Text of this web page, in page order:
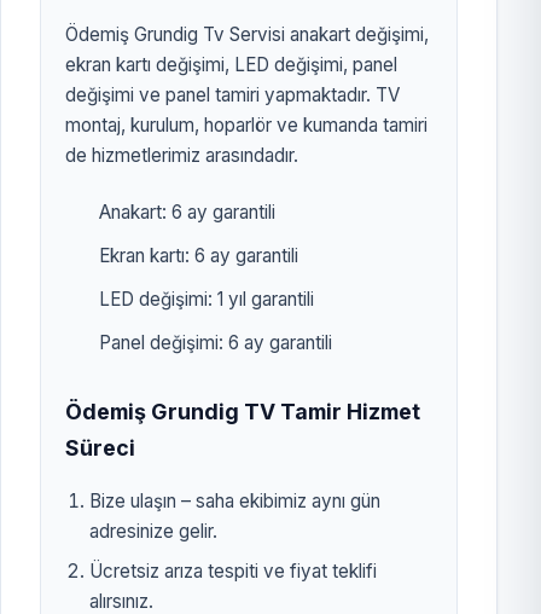
Ödemiş Grundig Tv Servisi anakart değişimi,
ekran kartı değişimi, LED değişimi, panel
değişimi ve panel tamiri yapmaktadır. TV
montaj, kurulum, hoparlör ve kumanda tamiri
de hizmetlerimiz arasındadır.
Anakart: 6 ay garantili
Ekran kartı: 6 ay garantili
LED değişimi: 1 yıl garantili
Panel değişimi: 6 ay garantili
Ödemiş Grundig TV Tamir Hizmet
Süreci
Bize ulaşın – saha ekibimiz aynı gün
adresinize gelir.
Ücretsiz arıza tespiti ve fiyat teklifi
alırsınız.